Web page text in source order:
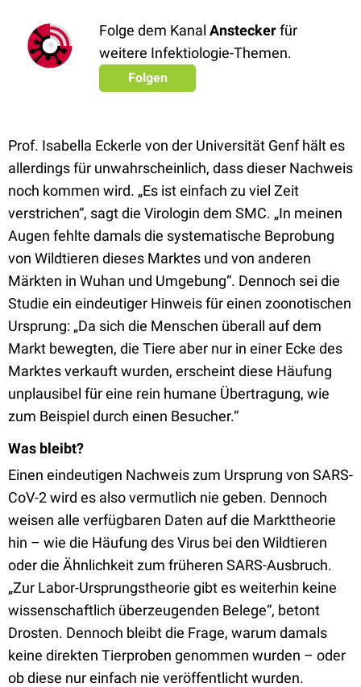
Folge dem Kanal Ansteckerfür
weitere Infektiologie-Themen.
Folgen
Prof. Isabella Eckerle von der Universität Genf hält es
allerdings für unwahrscheinlich, dass dieser Nachweis
noch kommen wird. „Es ist einfach zu viel Zeit
verstrichen“, sagt die Virologin dem SMC. „In meinen
Augen fehlte damals die systematische Beprobung
von Wildtieren dieses Marktes und von anderen
Märkten in Wuhan und Umgebung“. Dennoch sei die
Studie ein eindeutiger Hinweis für einen zoonotischen
Ursprung: „Da sich die Menschen überall auf dem
Markt bewegten, die Tiere aber nur in einer Ecke des
Marktes verkauft wurden, erscheint diese Häufung
unplausibel für eine rein humane Übertragung, wie
zum Beispiel durch einen Besucher.“
Was bleibt?
Einen eindeutigen Nachweis zum Ursprung von SARS-
CoV-2 wird es also vermutlich nie geben. Dennoch
weisen alle verfügbaren Daten auf die Markttheorie
hin – wie die Häufung des Virus bei den Wildtieren
oder die Ähnlichkeit zum früheren SARS-Ausbruch.
„Zur Labor-Ursprungstheorie gibt es weiterhin keine
wissenschaftlich überzeugenden Belege“, betont
Drosten. Dennoch bleibt die Frage, warum damals
keine direkten Tierproben genommen wurden – oder
ob diese nur einfach nie veröffentlicht wurden.